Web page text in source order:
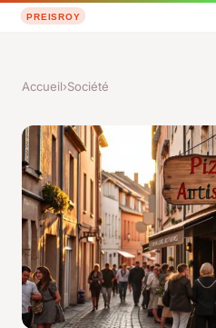
Accueil›Société